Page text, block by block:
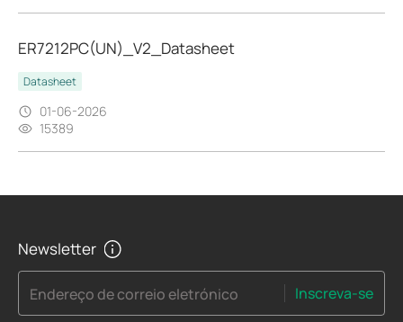
ER7212PC(UN)_V2_Datasheet
Datasheet
01-06-2026
15389
Newsletter
Endereço de correio eletrónico Inscreva-se